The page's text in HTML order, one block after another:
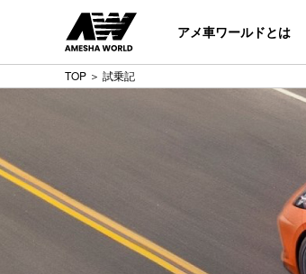
アメ車ワールドとは
TOP ＞ 試乗記